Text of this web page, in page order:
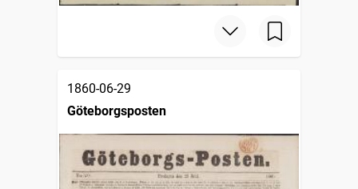
1860-06-29
Göteborgsposten